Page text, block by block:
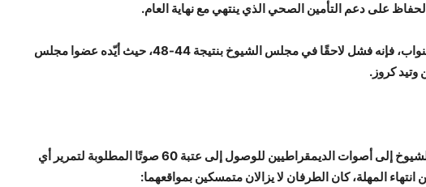
على دعم التأمين الصحي الذي ينتهي مع نهاية العام.
ورغم أن القرار مرّ في مجلس النواب، فإنه فشل لاحقًا في مجلس الشيوخ بنتيجة 44-48، حيث أيّده عضوا مجلس
كروز.
يحتاج الجمهوريون في مجلس الشيوخ إلى أصوات الديمقراطيين للوصول إلى عتبة 60 صوتًا المطلوبة لتمرير أي
المهلة، كان الطرفان لا يزالان متمسكين بمواقعهما: